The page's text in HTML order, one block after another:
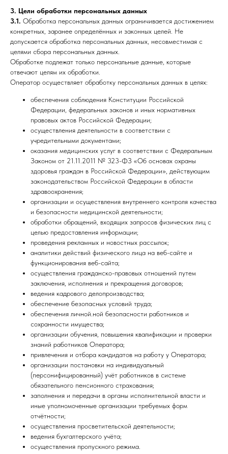
3. Цели обработки персональных данных
3.1. Обработка персональных данных ограничивается достижением
конкретных, заранее определённых и законных целей. Не
допускается обработка персональных данных, несовместимая с
целями сбора персональных данных.
Обработке подлежат только персональные данные, которые
отвечают целям их обработки.
Оператор осуществляет обработку персональных данных в целях:
обеспечения соблюдения Конституции Российской
Федерации, федеральных законов и иных нормативных
правовых актов Российской Федерации;
осуществления деятельности в соответствии с
учредительными документами;
оказания медицинских услуг в соответствии с Федеральным
Законом от 21.11.2011 № 323-ФЗ «Об основах охраны
здоровья граждан в Российской Федерации», действующим
законодательством Российской Федерации в области
здравоохранения;
организации и осуществления внутреннего контроля качества
и безопасности медицинской деятельности;
обработки обращений, входящих запросов физических лиц с
целью предоставления информации;
проведения рекламных и новостных рассылок;
аналитики действий физического лица на веб-сайте и
функционирования веб-сайта;
осуществления гражданско-правовых отношений путем
заключения, исполнения и прекращения договоров;
ведения кадрового делопроизводства;
обеспечение безопасных условий труда;
обеспечения личной.ной безопасности работников и
сохранности имущества;
организации обучения, повышения квалификации и проверки
знаний работников Оператора;
привлечения и отбора кандидатов на работу у Оператора;
организации постановки на индивидуальный
(персонифицированный) учёт работников в системе
обязательного пенсионного страхования;
заполнения и передачи в органы исполнительной власти и
иные уполномоченные организации требуемых форм
отчётности;
осуществления просветительской деятельности;
ведения бухгалтерского учёта;
осуществления пропускного режима.